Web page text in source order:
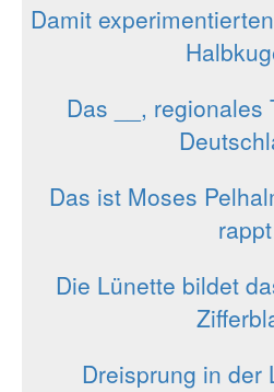
Damit
Das __, regionales
Das ist Moses
rappt
Die Lünette bildet
Dreisprung in der